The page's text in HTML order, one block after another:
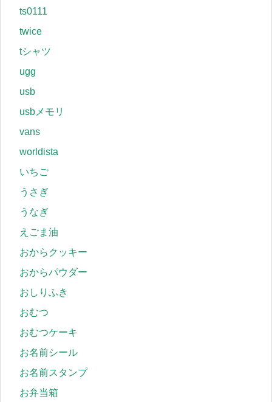
ts0111
twice
tシャツ
ugg
usb
usbメモリ
vans
worldista
いちご
うさぎ
うなぎ
えごま油
おからクッキー
おからパウダー
おしりふき
おむつ
おむつケーキ
お名前シール
お名前スタンプ
お弁当箱